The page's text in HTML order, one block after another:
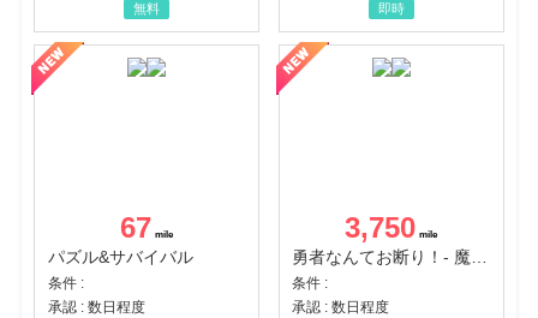
無料 即時
67
パズル&サバイバル
条件 :
承認 : 数日程度
3,750
条件 :
承認 : 数日程度